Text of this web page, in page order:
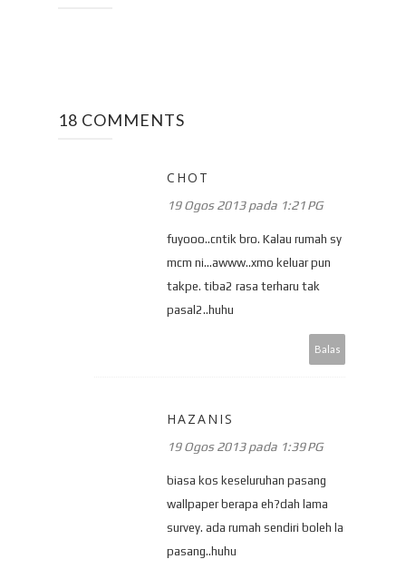
18 COMMENTS
CHOT
19 Ogos 2013 pada 1:21 PG
fuyooo..cntik bro. Kalau rumah sy
mcm ni...awww..xmo keluar pun
takpe. tiba2 rasa terharu tak
pasal2..huhu
Balas
HAZANIS
19 Ogos 2013 pada 1:39 PG
biasa kos keseluruhan pasang
wallpaper berapa eh?dah lama
survey. ada rumah sendiri boleh la
pasang..huhu